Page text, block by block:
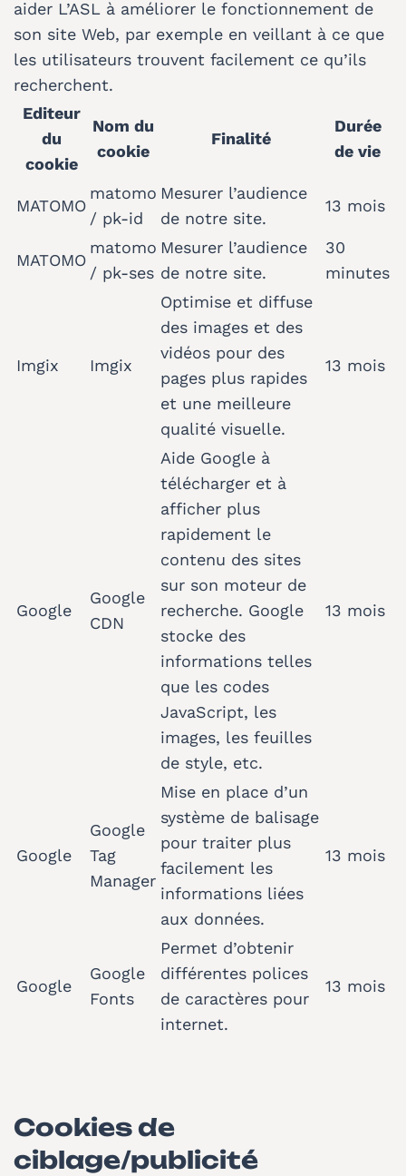
aider L’ASL à améliorer le fonctionnement de
son site Web, par exemple en veillant à ce que
les utilisateurs trouvent facilement ce qu’ils
recherchent.
Editeur
du
cookie
Nom du
cookie
Finalité
Durée
de vie
MATOMO
matomo
/ pk-id
Mesurer l’audience
de notre site.
13 mois
MATOMO
matomo
/ pk-ses
Mesurer l’audience
de notre site.
30
minutes
Imgix Imgix
Optimise et diffuse
des images et des
vidéos pour des
pages plus rapides
et une meilleure
qualité visuelle.
13 mois
Google
Google
CDN
Aide Google à
télécharger et à
afficher plus
rapidement le
contenu des sites
sur son moteur de
recherche. Google
stocke des
informations telles
que les codes
JavaScript, les
images, les feuilles
de style, etc.
13 mois
Google
Google
Tag
Manager
Mise en place d’un
système de balisage
pour traiter plus
facilement les
informations liées
aux données.
13 mois
Google
Google
Fonts
Permet d’obtenir
différentes polices
de caractères pour
internet.
13 mois
Cookies de
ciblage/publicité